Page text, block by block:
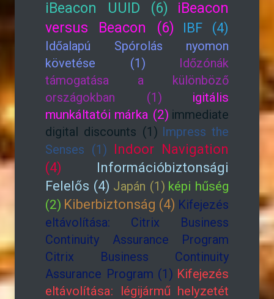
iBeacon UUID (6)
iBeacon
versus Beacon (6)
IBF (4)
Időalapú Spórolás nyomon
követése (1)
Időzónák
támogatása a különböző
országokban (1)
igitális
munkáltatói márka (2) immediate
digital discounts (1) Impress the
Senses (1) Indoor Navigation
(4)
Információbiztonsági
Felelős (4) Japán (1) képi hűség
(2) Kiberbiztonság (4) Kifejezés
eltávolítása: Citrix Business
Continuity Assurance Program
Citrix Business Continuity
Assurance Program (1) Kifejezés
eltávolítása: légijármű helyzetét